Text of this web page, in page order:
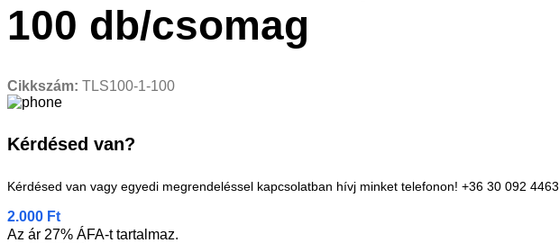
100 db/csomag
Cikkszám: TLS100-1-100
Kérdésed van?
Kérdésed van vagy egyedi megrendeléssel kapcsolatban hívj minket telefonon! +36 30 092 4463
2.000 Ft
Az ár 27% ÁFA-t tartalmaz.